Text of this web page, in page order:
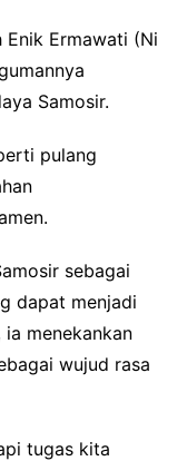
Enik Ermawati (Ni
Samosir.
pulang
sebagai
dapat menjadi
menekankan
wujud rasa
tugas kita